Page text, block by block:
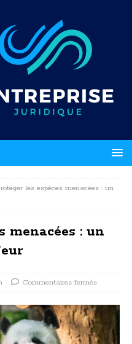
les espèces menacées : un
menacées : un
Commentaires fermés